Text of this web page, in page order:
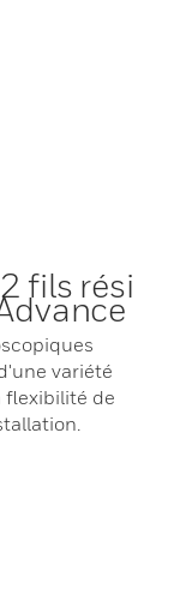
fils rési
variété
flexibilité de